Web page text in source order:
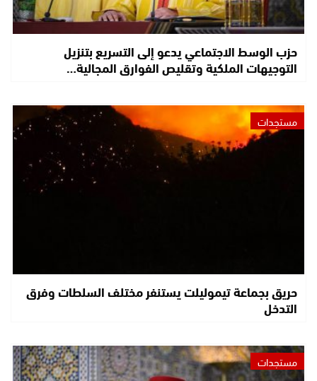
حزب الوسط الاجتماعي يدعو إلى التسريع بتنزيل
التوجيهات الملكية وتقليص الفوارق المجالية…
مستجدات
حريق بجماعة تيموليلت يستنفر مختلف السلطات وفرق
التدخل
مستجدات